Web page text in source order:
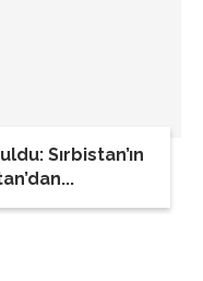
Sırbistan’ın